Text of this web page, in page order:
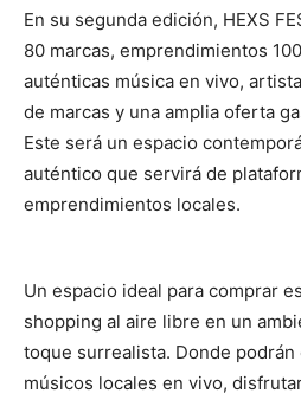
En su segunda edición, HEXS
80 marcas, emprendimientos
auténticas música en vivo,
de marcas y una amplia oferta
Este será un espacio
auténtico que servirá de
emprendimientos locales.
Un espacio ideal para comprar
shopping al aire libre en un
toque surrealista. Donde
músicos locales en vivo,